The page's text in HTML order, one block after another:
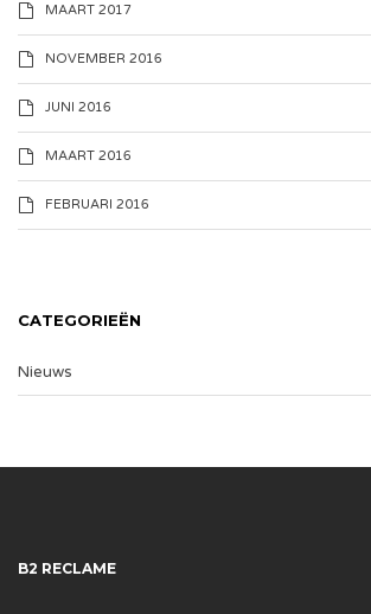
MAART 2017
NOVEMBER 2016
JUNI 2016
MAART 2016
FEBRUARI 2016
CATEGORIEËN
Nieuws
B2 RECLAME